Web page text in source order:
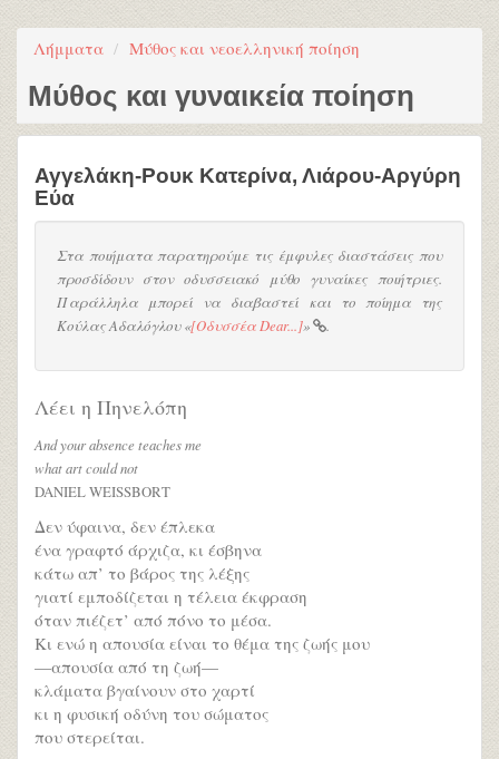
Λήμματα Μύθος και νεοελληνική ποίηση
Μύθος και γυναικεία ποίηση
Αγγελάκη-Ρουκ Κατερίνα, Λιάρου-Αργύρη
Εύα
Στα ποιήματα παρατηρούμε τις έμφυλες διαστάσεις που
προσδίδουν στον οδυσσειακό μύθο γυναίκες ποιήτριες.
Παράλληλα μπορεί να διαβαστεί και το ποίημα της
Κούλας Αδαλόγλου «[Οδυσσέα Dear...]»
Λέει η Πηνελόπη
And your absence teaches me
what art could not
DANIEL WEISSBORT
Δεν ύφαινα, δεν έπλεκα
ένα γραφτό άρχιζα, κι έσβηνα
κάτω απ’ το βάρος της λέξης
γιατί εμποδίζεται η τέλεια έκφραση
όταν πιέζετ’ από πόνο το μέσα.
Κι ενώ η απουσία είναι το θέμα της ζωής μου
—απουσία από τη ζωή—
κλάματα βγαίνουν στο χαρτί
κι η φυσική οδύνη του σώματος
που στερείται.